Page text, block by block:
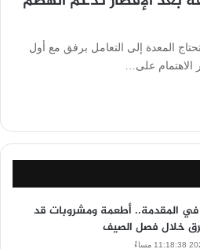
المعدة إلى التعامل برفق مع أول
الاهتمام على…
في المقدمة.. أطعمة ومشروبات قد
خلال فصل الصيف
مساءً